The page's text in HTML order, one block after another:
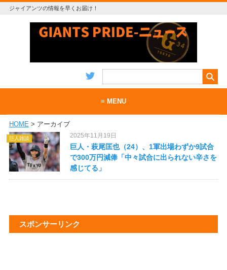
ジャイアンツの情報を早くお届け！
≡ MENU
当サイトについて
お問い合わせ
HOME> アーカイブ
巨人雑談 2025年11月19日
巨人・萩尾匡也（24）、1軍出場わずか9試合
で300万円減俸「中々試合に出られない辛さを
感じてる」
スポンサーリンク